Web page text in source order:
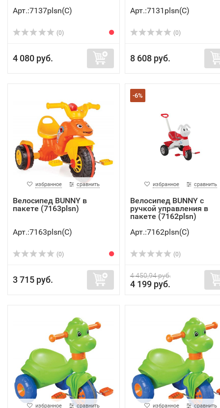
Арт.:7137plsn(C)
(0)
4 080 руб.
Арт.:7131plsn(C)
(0)
8 608 руб.
избранное сравнить
Велосипед BUNNY в
пакете (7163plsn)
Арт.:7163plsn(C)
(0)
3 715 руб.
-6%
избранное сравнить
Велосипед BUNNY с
ручкой управления в
пакете (7162plsn)
Арт.:7162plsn(C)
(0)
4 450,94 руб.
4 199 руб.
избранное сравнить избранное сравнить